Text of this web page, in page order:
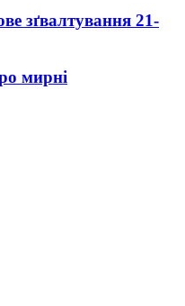
зґвалтування 21-
мирні